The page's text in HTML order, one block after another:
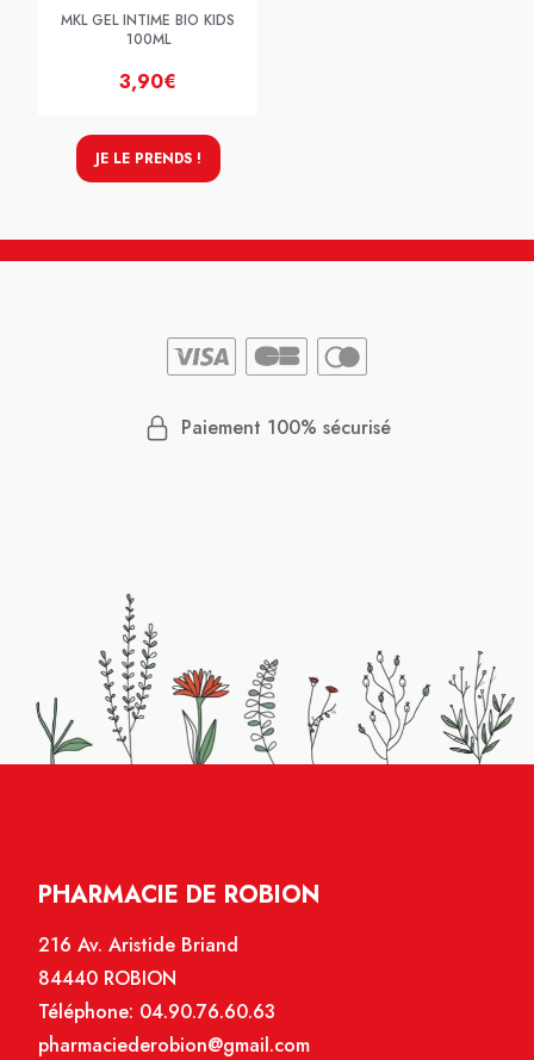
MKL GEL INTIME BIO KIDS
100ML
3,90€
JE LE PRENDS !
Paiement 100% sécurisé
PHARMACIE DE ROBION
216 Av. Aristide Briand
84440 ROBION
Téléphone: 04.90.76.60.63
pharmaciederobion@gmail.com